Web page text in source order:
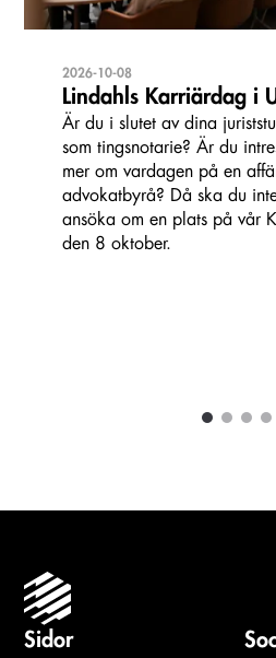
2026-10-08
Lindahls Karriärdag i
Är du i slutet av dina
som tingsnotarie? Är du
mer om vardagen på en
advokatbyrå? Då ska du
ansöka om en plats på vår
den 8 oktober.
1 2 3 4
Sidor